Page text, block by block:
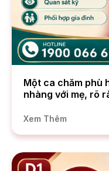
Một ca chăm phù
nhàng với mẹ, rõ
Xem Thêm